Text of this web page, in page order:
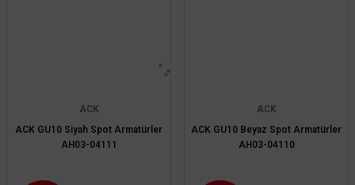
ACK
ACK GU10 Siyah Spot Armatürler
AH03-04111
ACK
ACK GU10 Beyaz Spot Armatürler
AH03-04110